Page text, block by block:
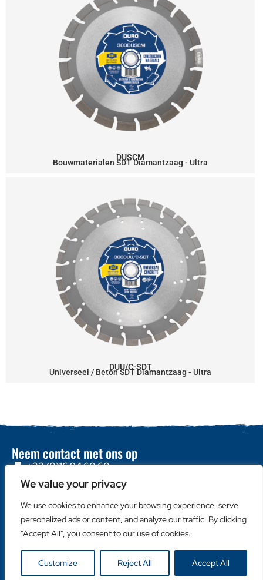
We value your privacy
We use cookies to enhance your browsing experience, serve
personalized ads or content, and analyze our traffic. By clicking
"Accept All", you consent to our use of cookies.
Customize Reject All Accept All
DUSCM
Bouwmaterialen SDT Diamantzaag - Ultra
DUU/C-SDT
Universeel / Beton SDT Diamantzaag - Ultra
Neem contact met ons op
+32 (0)16 94 60 60
info@duro-diamonds.be
Hellegatstraat 16 – 2590 Berlaar - Belgium
Snelle links
Over ons